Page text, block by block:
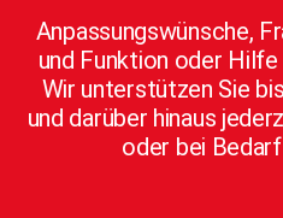
Anpassungswünsche,
und Funktion oder
Wir unterstützen Sie
und darüber hinaus
oder bei